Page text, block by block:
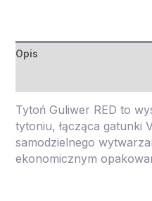
Opis
Tytoń Guliwer RED to
tytoniu, łącząca gatunki
samodzielnego
ekonomicznym